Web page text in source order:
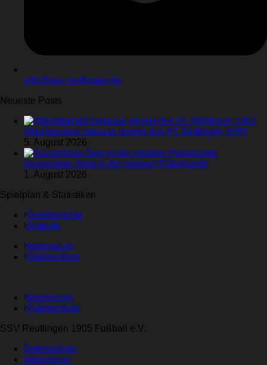
info@ssv-reutlingen.de
Neueste Posts
Oberligastart zuhause gegen den FC Nöttingen 1957
5. August 2026
Souveräner Sieg in der zweiten Pokalrunde
1. August 2026
Spielplan & Statistiken
Spielberichte
Statistik
Impressum
Datenschutz
Impressum
Datenschutz
SSV Reutlingen 1905 Fußball e.V.
Datenschutz
Impressum